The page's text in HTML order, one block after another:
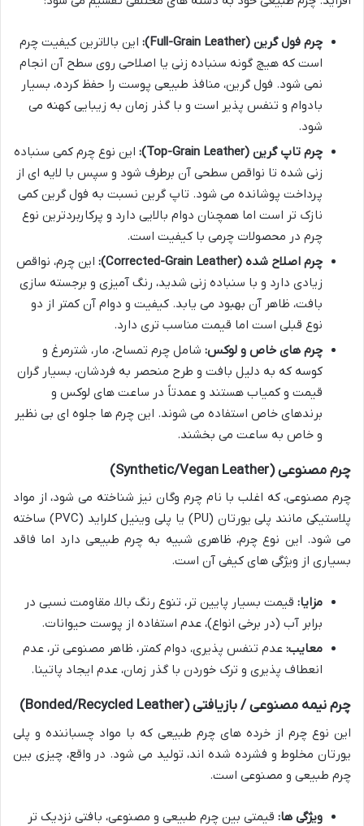
چرم فول گرین (Full-Grain Leather):
این بالاترین کیفیت چرم
است که هیچ گونه سنباده زنی یا اصلاحی روی سطح آن انجام
نمی شود. فول گرین، منافذ طبیعی پوست را حفظ کرده، بسیار
بادوام و تنفس پذیر است و با گذر زمان به زیبایی کهنه می
شود.
چرم تاپ گرین (Top-Grain Leather):
این نوع چرم کمی سنباده
زنی شده تا نواقص سطحی آن برطرف شود و سپس با لایه ای از
پرداخت پوشانده می شود. تاپ گرین نسبت به فول گرین کمی
نازک تر است اما همچنان دوام بالایی دارد و پرکاربردترین نوع
چرم در محصولات چرمی با کیفیت است.
چرم اصلاح شده (Corrected-Grain Leather):
این چرم، نواقص
زیادی دارد و با سنباده زنی شدید، رنگ آمیزی و برجسته سازی
بافت، ظاهر آن بهبود می یابد. کیفیت و دوام آن کمتر از دو
نوع قبلی است اما قیمت مناسب تری دارد.
چرم های خاص و لوکس: شامل چرم تمساح، مار، شترمرغ و
کوسه که به دلیل بافت و طرح منحصر به فردشان، بسیار گران
قیمت و کمیاب هستند و عمدتاً در ساعت های لوکس و
برندهای خاص استفاده می شوند. این چرم ها جلوه ای بی نظیر
و خاص به ساعت می بخشند.
چرم مصنوعی (Synthetic/Vegan Leather)
چرم مصنوعی، که اغلب با نام چرم وگان نیز شناخته می شود، از مواد
پلاستیکی مانند پلی یورتان (PU) یا پلی وینیل کلراید (PVC) ساخته
می شود. این نوع چرم، ظاهری شبیه به چرم طبیعی دارد اما فاقد
بسیاری از ویژگی های کیفی آن است.
مزایا: قیمت بسیار پایین تر، تنوع رنگ بالا، مقاومت نسبی در
برابر آب (در برخی انواع)، عدم استفاده از پوست حیوانات.
معایب: عدم تنفس پذیری، دوام کمتر، ظاهر مصنوعی تر، عدم
انعطاف پذیری و ترک خوردن با گذر زمان، عدم ایجاد پاتینا.
چرم نیمه مصنوعی / بازیافتی (Bonded/Recycled Leather)
این نوع چرم از خرده های چرم طبیعی که با مواد چسباننده و پلی
یورتان مخلوط و فشرده شده اند، تولید می شود. در واقع، چیزی بین
چرم طبیعی و مصنوعی است.
ویژگی ها: قیمتی بین چرم طبیعی و مصنوعی، بافتی نزدیک تر